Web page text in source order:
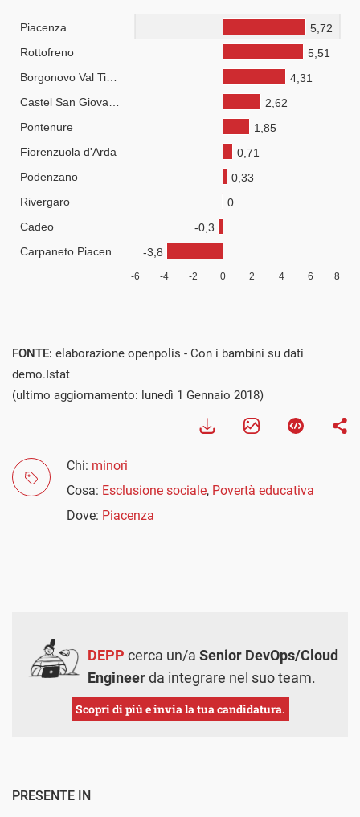
FONTE: elaborazione openpolis - Con i bambini su dati
demo.Istat
(ultimo aggiornamento: lunedì 1 Gennaio 2018)
Chi: minori
Cosa: Esclusione sociale, Povertà educativa
Dove: Piacenza
DEPP cerca un/a Senior DevOps/Cloud
Engineerda integrare nel suo team.
Scopri di più e invia la tua candidatura.
PRESENTE IN